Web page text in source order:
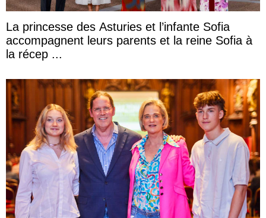
La princesse des Asturies et l’infante Sofia
accompagnent leurs parents et la reine Sofia à
la récep ...